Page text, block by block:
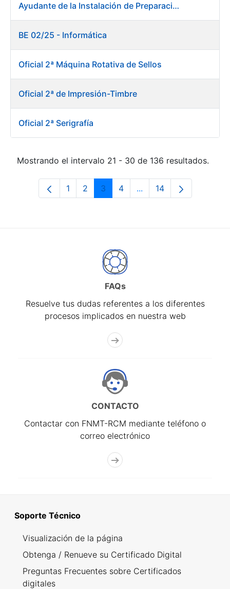
Ayudante de la Instalación de Preparación de Pastas. Fábrica de Papel
BE 02/25 - Informática
Oficial 2ª Máquina Rotativa de Sellos
Oficial 2ª de Impresión-Timbre
Oficial 2ª Serigrafía
Mostrando el intervalo 21 - 30 de 136 resultados.
Página
1 Página
2 Página
3 Página
4 ...Páginas intermedias
Página
14
FAQs
Resuelve tus dudas referentes a los diferentes
procesos implicados en nuestra web
CONTACTO
Contactar con FNMT-RCM mediante teléfono o
correo electrónico
Soporte Técnico
Visualización de la página
Obtenga / Renueve su Certificado Digital
Preguntas Frecuentes sobre Certificados
digitales